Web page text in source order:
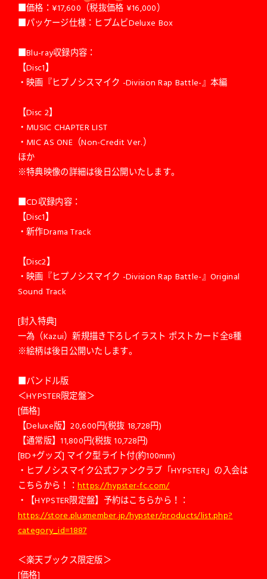
■価格：¥17,600（税抜価格 ¥16,000）
■パッケージ仕様：ヒプムビDeluxe Box
■Blu-ray収録内容：
【Disc1】
・映画『ヒプノシスマイク -Division Rap Battle-』本編
【Disc 2】
・MUSIC CHAPTER LIST
・MIC AS ONE（Non-Credit Ver.）
ほか
※特典映像の詳細は後日公開いたします。
■CD収録内容：
【Disc1】
・新作Drama Track
【Disc2】
・映画『ヒプノシスマイク -Division Rap Battle-』Original
Sound Track
[封入特典]
一為（Kazui）新規描き下ろしイラスト ポストカード全8種
※絵柄は後日公開いたします。
■バンドル版
＜HYPSTER限定盤＞
[価格]
【Deluxe版】20,600円(税抜 18,728円)
【通常版】11,800円(税抜 10,728円)
[BD+グッズ] マイク型ライト付(約100mm)
・ヒプノシスマイク公式ファンクラブ「HYPSTER」の入会は
こちらから！： https://hypster-fc.com/
・【HYPSTER限定盤】予約はこちらから！：
https://store.plusmember.jp/hypster/products/list.php?
category_id=1887
＜楽天ブックス限定版＞
[価格]